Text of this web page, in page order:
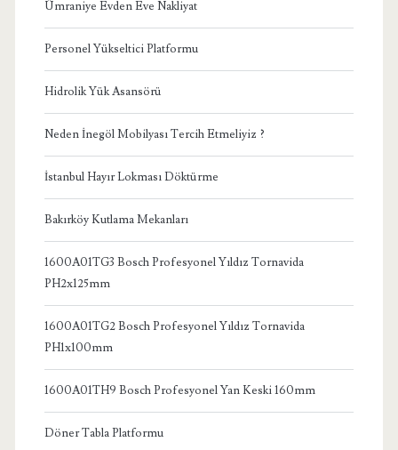
Ümraniye Evden Eve Nakliyat
Personel Yükseltici Platformu
Hidrolik Yük Asansörü
Neden İnegöl Mobilyası Tercih Etmeliyiz ?
İstanbul Hayır Lokması Döktürme
Bakırköy Kutlama Mekanları
1600A01TG3 Bosch Profesyonel Yıldız Tornavida
PH2x125mm
1600A01TG2 Bosch Profesyonel Yıldız Tornavida
PH1x100mm
1600A01TH9 Bosch Profesyonel Yan Keski 160mm
Döner Tabla Platformu